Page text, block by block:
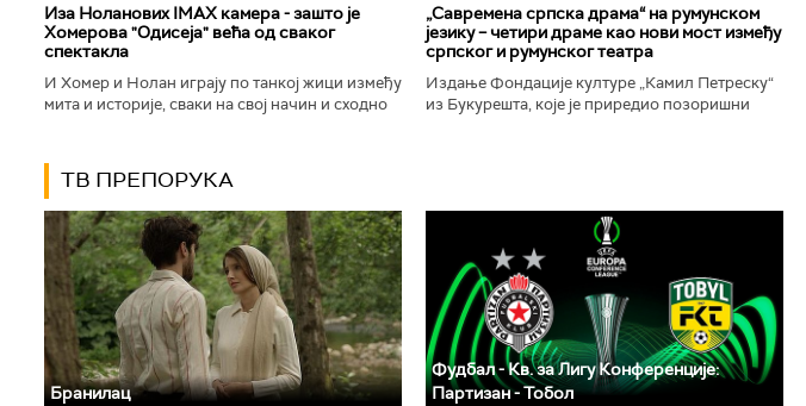
Иза Ноланових IMAX камера - зашто је
Хомерова "Одисеја" већа од сваког
спектакла
И Хомер и Нолан играју по танкој жици између
мита и историје, сваки на свој начин и сходно
„Савремена српска драма“ на румунском
језику – четири драме као нови мост између
српског и румунског театра
Издање Фондације културе „Камил Петреску“
из Букурешта, које је приредио позоришни
ТВ ПРЕПОРУКА
Бранилац
Фудбал - Кв. за Лигу Конференције:
Партизан - Тобол